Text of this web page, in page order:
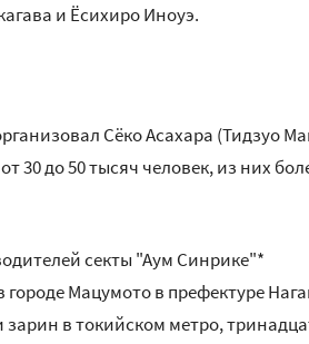
и Ёсихиро Иноуэ.
Сёко Асахара (Тидзуо
30 до 50 тысяч человек, из них
секты "Аум Синрике"*
городе Мацумото в префектуре
в токийском метро,